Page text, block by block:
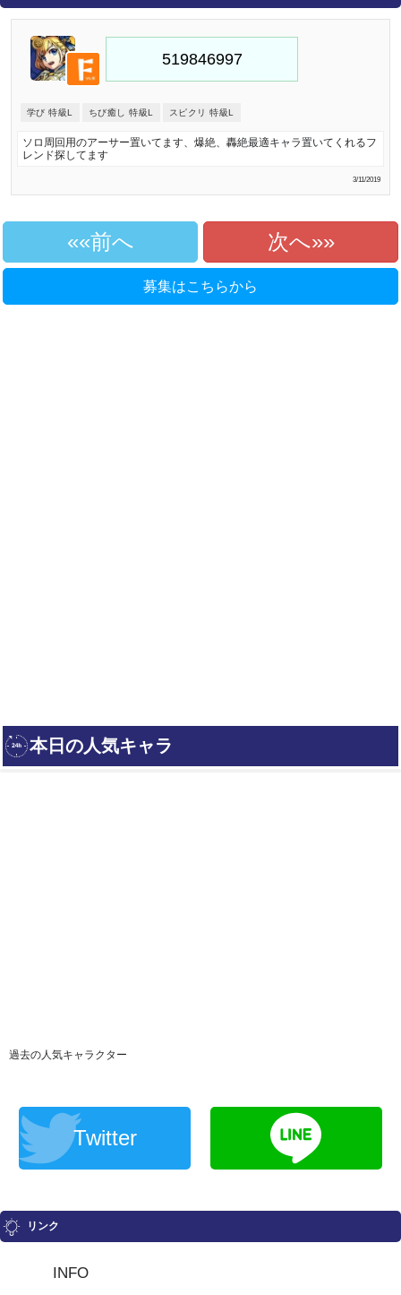
学び 特級L ちび癒し 特級L スピクリ 特級L
ソロ周回用のアーサー置いてます、爆絶、轟絶最適キャラ置いてくれるフ
レンド探してます
3/11/2019
«前へ 次へ»
募集はこちらから
過去の人気キャラクター
Twitter
リンク
INFO